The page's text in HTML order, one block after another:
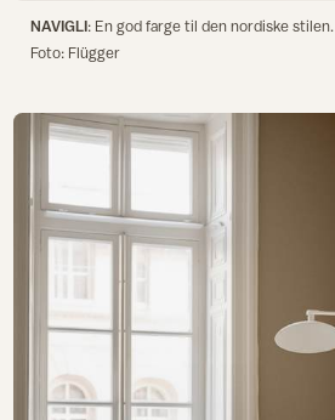
NAVIGLI: En god farge til den nordiske stilen.
Foto: Flügger